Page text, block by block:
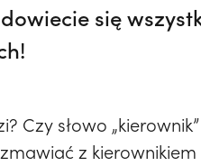
się
Czy słowo
z